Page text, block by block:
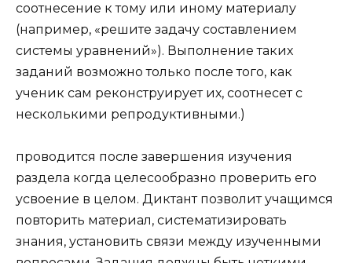
соотнесение к тому или иному материалу
(например, «решите задачу составлением
системы уравнений»). Выполнение таких
заданий возможно только после того, как
ученик сам реконструирует их, соотнесет с
несколькими репродуктивными.)
проводится после завершения изучения
раздела когда целесообразно проверить его
усвоение в целом. Диктант позволит учащимся
повторить материал, систематизировать
знания, установить связи между изученными